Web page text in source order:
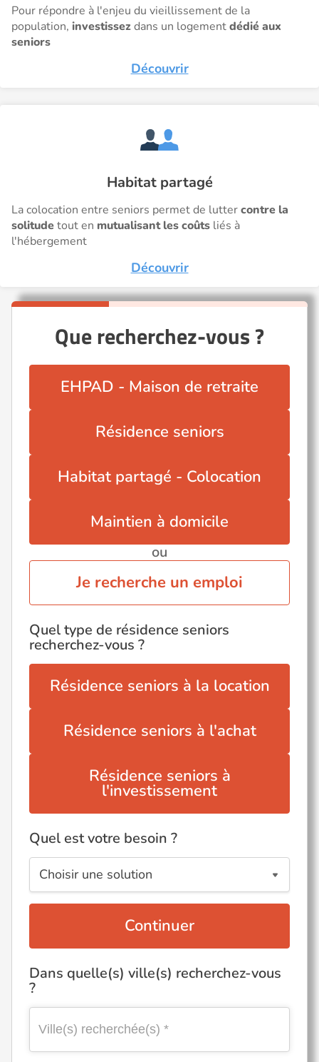
Pour répondre à l'enjeu du vieillissement de la
population, investissezdans un logementdédié aux
seniors
Découvrir
Habitat partagé
La colocation entre seniors permet de luttercontre la
solitudetout en mutualisant les coûts liés à
l'hébergement
Découvrir
Que recherchez-vous ?
EHPAD - Maison de retraite
Résidence seniors
Habitat partagé - Colocation
Maintien à domicile
ou
Je recherche un emploi
Quel type de résidence seniors
recherchez-vous ?
Résidence seniors à la location
Résidence seniors à l'achat
Résidence seniors à
l'investissement
Quel est votre besoin ?
Continuer
Dans quelle(s) ville(s) recherchez-vous
?